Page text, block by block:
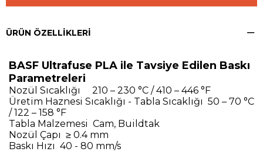
ÜRÜN ÖZELLIKLERI
BASF Ultrafuse PLA ile Tavsiye Edilen Baskı
Parametreleri
Nozül Sıcaklığı 210 – 230 °C / 410 – 446 °F
Üretim Haznesi Sıcaklığı - Tabla Sıcaklığı 50 – 70 °C
/ 122 – 158 °F
Tabla Malzemesi Cam, Buildtak
Nozül Çapı ≥ 0.4 mm
Baskı Hızı 40 - 80 mm/s